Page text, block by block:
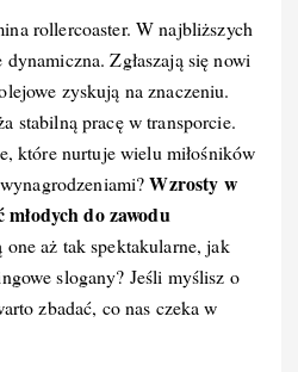
rollercoaster. W najbliższych
Zgłaszają się nowi
zyskują na znaczeniu.
stabilną pracę w transporcie.
które nurtuje wielu miłośników
Wzrosty w
do zawodu
one aż tak spektakularne, jak
slogany? Jeśli myślisz o
zbadać, co nas czeka w